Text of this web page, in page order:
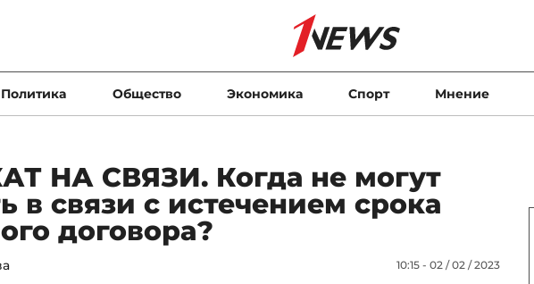
Политика Общество Экономика Спорт Мнение
НА СВЯЗИ. Когда не могут
в связи с истечением срока
договора?
10:15 - 02 / 02 / 2023